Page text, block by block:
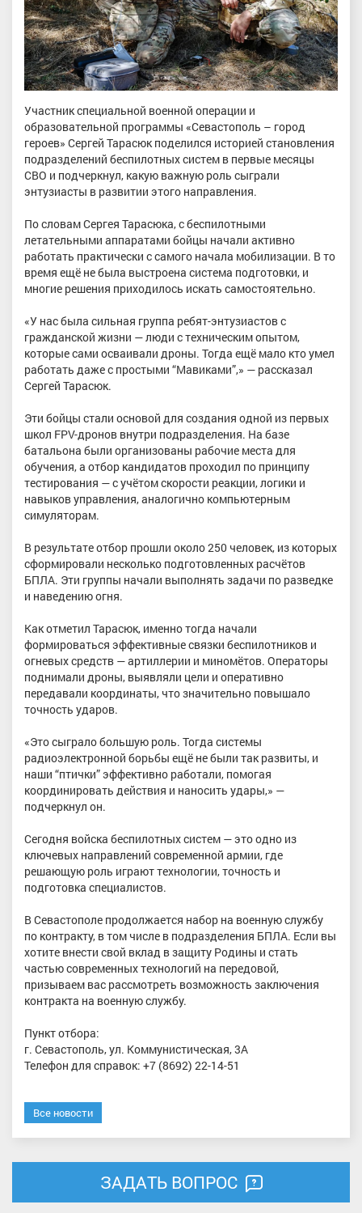
Участник специальной военной операции и
образовательной программы «Севастополь – город
героев» Сергей Тарасюк поделился историей становления
подразделений беспилотных систем в первые месяцы
СВО и подчеркнул, какую важную роль сыграли
энтузиасты в развитии этого направления.
По словам Сергея Тарасюка, с беспилотными
летательными аппаратами бойцы начали активно
работать практически с самого начала мобилизации. В то
время ещё не была выстроена система подготовки, и
многие решения приходилось искать самостоятельно.
«У нас была сильная группа ребят-энтузиастов с
гражданской жизни — люди с техническим опытом,
которые сами осваивали дроны. Тогда ещё мало кто умел
работать даже с простыми “Мавиками”,» — рассказал
Сергей Тарасюк.
Эти бойцы стали основой для создания одной из первых
школ FPV-дронов внутри подразделения. На базе
батальона были организованы рабочие места для
обучения, а отбор кандидатов проходил по принципу
тестирования — с учётом скорости реакции, логики и
навыков управления, аналогично компьютерным
симуляторам.
В результате отбор прошли около 250 человек, из которых
сформировали несколько подготовленных расчётов
БПЛА. Эти группы начали выполнять задачи по разведке
и наведению огня.
Как отметил Тарасюк, именно тогда начали
формироваться эффективные связки беспилотников и
огневых средств — артиллерии и миномётов. Операторы
поднимали дроны, выявляли цели и оперативно
передавали координаты, что значительно повышало
точность ударов.
«Это сыграло большую роль. Тогда системы
радиоэлектронной борьбы ещё не были так развиты, и
наши “птички” эффективно работали, помогая
координировать действия и наносить удары,» —
подчеркнул он.
Сегодня войска беспилотных систем — это одно из
ключевых направлений современной армии, где
решающую роль играют технологии, точность и
подготовка специалистов.
В Севастополе продолжается набор на военную службу
по контракту, в том числе в подразделения БПЛА. Если вы
хотите внести свой вклад в защиту Родины и стать
частью современных технологий на передовой,
призываем вас рассмотреть возможность заключения
контракта на военную службу.
Пункт отбора:
г. Севастополь, ул. Коммунистическая, 3А
Телефон для справок: +7 (8692) 22-14-51
Все новости
ЗАДАТЬ ВОПРОС